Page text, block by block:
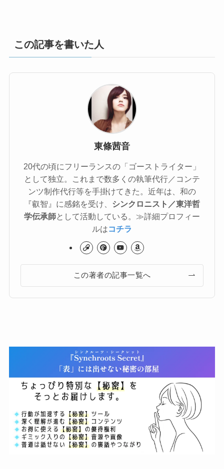
この記事を書いた人
東條茜音
20代の頃にフリーランスの「ゴーストライター」
として独立。これまで数多くの執筆代行／コンテ
ンツ制作代行等を手掛けてきた。近年は、和の
『叡智』に感銘を受け、
シンクロニスト／東洋哲
学伝承師として活動している。≫詳細プロフィー
ルはコチラ
この著者の記事一覧へ